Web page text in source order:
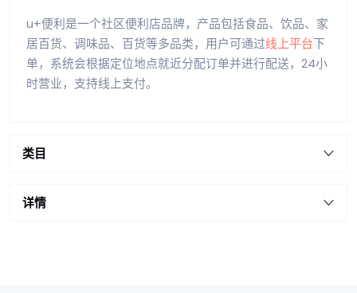
u+便利是一个社区便利店品牌，产品包括食品、饮品、家
居百货、调味品、百货等多品类，用户可通过线上平台下
单，系统会根据定位地点就近分配订单并进行配送，24小
时营业，支持线上支付。
类目
详情